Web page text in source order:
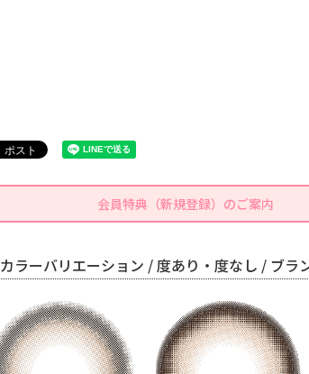
会員特典（新規登録）のご案内
カラーバリエーション / 度あり・度なし / ブラ